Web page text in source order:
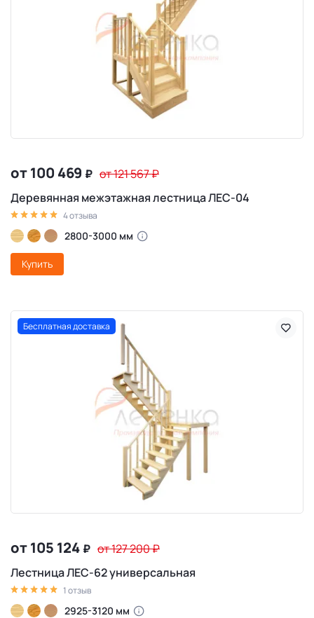
от 100 469 ₽ от 121 567₽
Деревянная межэтажная лестница ЛЕС-04
4 отзыва
2800-3000 мм
Купить
Бесплатная доставка
от 105 124 ₽ от 127 200₽
Лестница ЛЕС-62 универсальная
1 отзыв
2925-3120 мм